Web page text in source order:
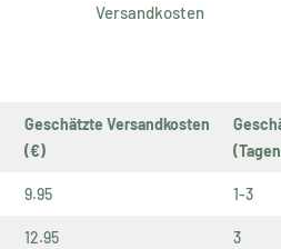
Versandkosten
Geschätzte Versandkosten
(€)
9.95 1-3
12.95 3